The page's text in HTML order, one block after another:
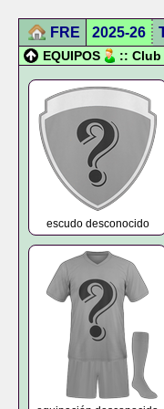
FRE 2025-26
EQUIPOS ::
escudo desconocido